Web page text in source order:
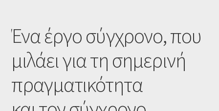
Ένα έργο σύγχρονο, που
μιλάει για τη σημερινή
πραγματικότητα